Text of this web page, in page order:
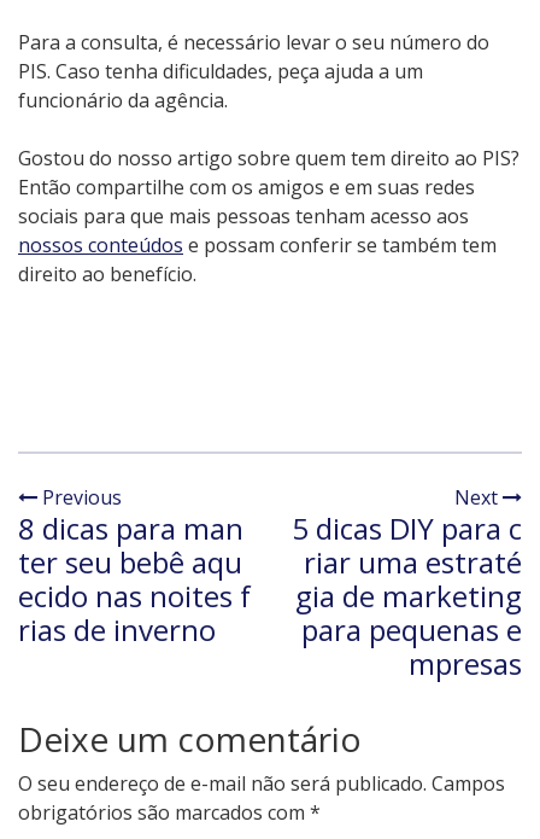
Para a consulta, é necessário levar o seu número do
PIS. Caso tenha dificuldades, peça ajuda a um
funcionário da agência.
Gostou do nosso artigo sobre quem tem direito ao PIS?
Então compartilhe com os amigos e em suas redes
sociais para que mais pessoas tenham acesso aos
nossos conteúdos e possam conferir se também tem
direito ao benefício.
Previous
8 dicas para man
ter seu bebê aqu
ecido nas noites f
rias de inverno
Next
5 dicas DIY para c
riar uma estraté
gia de marketing
para pequenas e
mpresas
Deixe um comentário
O seu endereço de e-mail não será publicado. Campos
obrigatórios são marcados com *